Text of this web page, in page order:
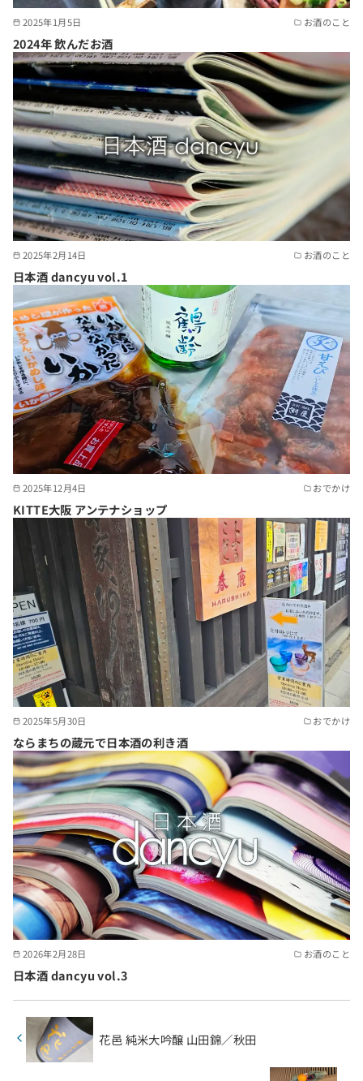
2025年1月5日 お酒のこと
2024年 飲んだお酒
2025年2月14日 お酒のこと
日本酒 dancyu vol.1
2025年12月4日 おでかけ
KITTE大阪 アンテナショップ
2025年5月30日 おでかけ
ならまちの蔵元で日本酒の利き酒
2026年2月28日 お酒のこと
日本酒 dancyu vol.3
花邑 純米大吟醸 山田錦／秋田